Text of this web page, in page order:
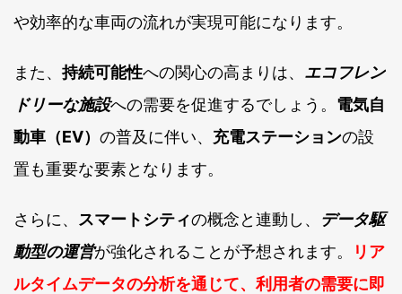
や効率的な車両の流れが実現可能になります。
また、 持続可能性への関心の高まりは、 エコフレン
ドリーな施設への需要を促進するでしょう。 電気自
動車（EV） の普及に伴い、 充電ステーションの設
置も重要な要素となります。
さらに、 スマートシティの概念と連動し、 データ駆
動型の運営が強化されることが予想されます。
リア
ルタイムデータの分析を通じて、利用者の需要に即